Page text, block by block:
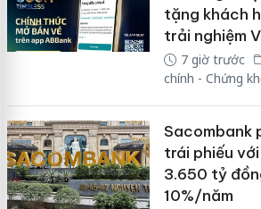
tặng khách
trải nghiệm
7 giờ trước
chính - Chứng
Sacombank
trái phiếu
3.650 tỷ
10%/năm